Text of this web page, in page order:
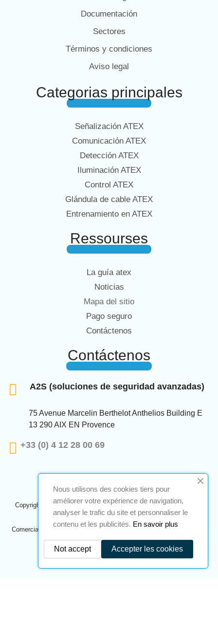
Documentación
Sectores
Términos y condiciones
Aviso legal
Categorias principales
Señalización ATEX
Comunicación ATEX
Detección ATEX
Iluminación ATEX
Control ATEX
Glándula de cable ATEX
Entrenamiento en ATEX
Ressourses
La guía atex
Noticias
Mapa del sitio
Pago seguro
Contáctenos
Contáctenos
A2S (soluciones de seguridad avanzadas)
75 Avenue Marcelin Berthelot Anthelios Building E
13 290 AIX EN Provence
+33 (0) 4 12 28 00 69
Copyright © 2024 A2S ATEX. Todos los derechos reservados. Una
realizaciónNavilog
Comerciante aprobado por la opinión obvia de la compañía,
aquí para comprobar.
Nous utilisons des cookies tiers pour
améliorer votre expérience de navigation,
analyser le trafic du site et personnaliser le
contenu et les publicités. En savoir plus
Accepter les cookies
Not accept